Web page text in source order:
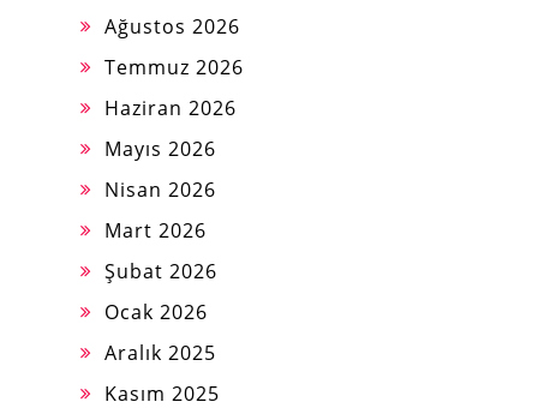
Ağustos 2026
Temmuz 2026
Haziran 2026
Mayıs 2026
Nisan 2026
Mart 2026
Şubat 2026
Ocak 2026
Aralık 2025
Kasım 2025